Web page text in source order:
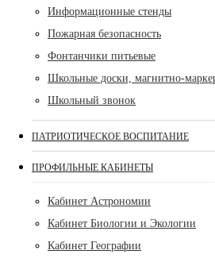
Информационные стенды
Пожарная безопасность
Фонтанчики питьевые
Школьные доски, магнитно-
Школьный звонок
ПАТРИОТИЧЕСКОЕ ВОСПИТАНИЕ
ПРОФИЛЬНЫЕ КАБИНЕТЫ
Кабинет Астрономии
Кабинет Биологии и Экологии
Кабинет Географии